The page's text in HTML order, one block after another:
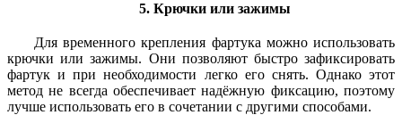
5. Крючки или зажимы
Для временного крепления фартука можно использовать
крючки или зажимы. Они позволяют быстро зафиксировать
фартук и при необходимости легко его снять. Однако этот
метод не всегда обеспечивает надёжную фиксацию, поэтому
лучше использовать его в сочетании с другими способами.